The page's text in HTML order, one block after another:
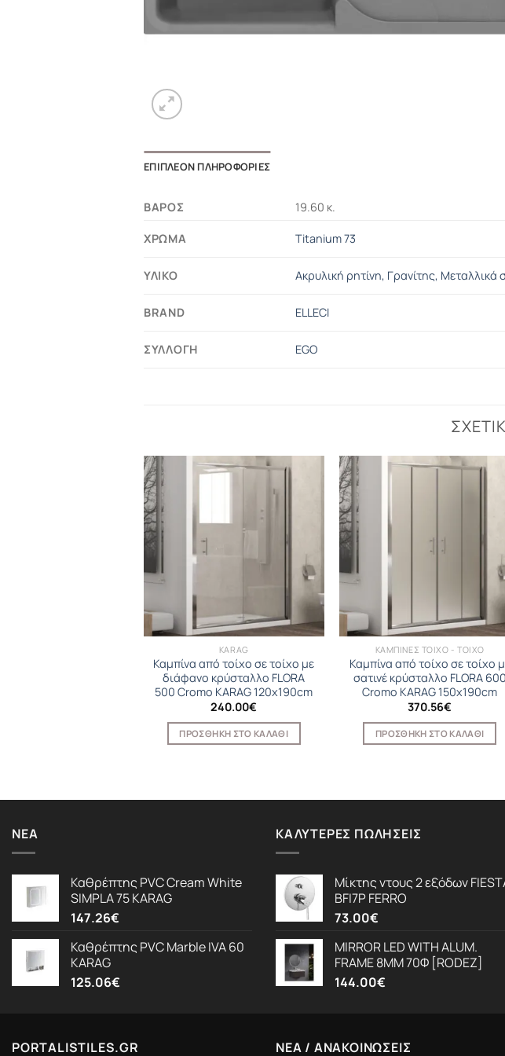
ΕΠΙΠΛΈΟΝ ΠΛΗΡΟΦΟΡΊΕΣ
ΒΆΡΟΣ 19.60 κ.
ΧΡΏΜΑ Titanium 73
ΥΛΙΚΌ Ακρυλική ρητίνη, Γρανίτης, Μεταλλικά
BRAND ELLECI
ΣΥΛΛΟΓΉ EGO
KARAG
Καμπίνα από τοίχο σε τοίχο με
διάφανο κρύσταλλο FLORA
500 Cromo KARAG 120x190cm
240.00€
ΠΡΟΣΘΉΚΗ ΣΤΟ ΚΑΛΆΘΙ
ΚΑΜΠΙΝΕΣ ΤΟΙΧΟ - ΤΟΙΧΟ
Καμπίνα από τοίχο σε τοίχο
σατινέ κρύσταλλο FLORA 600
Cromo KARAG 150x190cm
370.56€
ΠΡΟΣΘΉΚΗ ΣΤΟ ΚΑΛΆΘΙ
ΝΈΑ
Καθρέπτης PVC Cream White
SIMPLA 75 KARAG
147.26€
Καθρέπτης PVC Marble IVA 60
KARAG
125.06€
ΚΑΛΎΤΕΡΕΣ ΠΩΛΉΣΕΙΣ
Μίκτης ντους 2 εξόδων
BFI7P FERRO
73.00€
MIRROR LED WITH ALUM.
FRAME 8MM 70Φ [RODEZ]
144.00€
PORTALISTILES.GR ΝΕΑ / ΑΝΑΚΟΙΝΩΣΕΙΣ